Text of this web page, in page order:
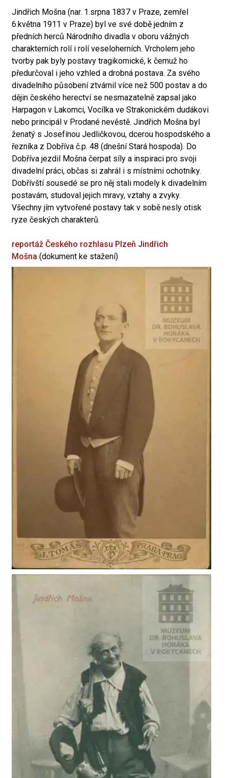
Jindřich Mošna (nar. 1.srpna 1837 v Praze, zemřel
6.května 1911 v Praze) byl ve své době jedním z
předních herců Národního divadla v oboru vážných
charakterních rolí i rolí veseloherních. Vrcholem jeho
tvorby pak byly postavy tragikomické, k čemuž ho
předurčoval i jeho vzhled a drobná postava. Za svého
divadelního působení ztvárnil více než 500 postav a do
dějin českého herectví se nesmazatelně zapsal jako
Harpagon v Lakomci, Vocílka ve Strakonickém dudákovi
nebo principál v Prodané nevěstě. Jindřich Mošna byl
ženatý s Josefínou Jedličkovou, dcerou hospodského a
řezníka z Dobříva č.p. 48 (dnešní Stará hospoda). Do
Dobříva jezdil Mošna čerpat síly a inspiraci pro svoji
divadelní práci, občas si zahrál i s místními ochotníky.
Dobřívští sousedé se pro něj stali modely k divadelním
postavám, studoval jejich mravy, vztahy a zvyky.
Všechny jím vytvořené postavy tak v sobě nesly otisk
ryze českých charakterů.
reportáž Českého rozhlasu Plzeň Jindřich
Mošna (dokument ke stažení)